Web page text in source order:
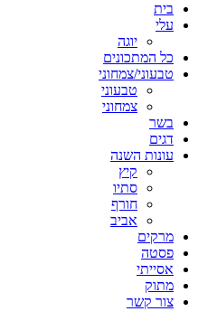
בית
עלי
יוגה
כל המתכונים
טבעוני/צמחוני
טבעוני
צמחוני
בשר
דגים
עונות השנה
קיץ
סתיו
חורף
אביב
מרקים
פסטה
אסייתי
מתוק
צור קשר